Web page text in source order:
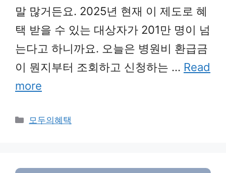
말 많거든요. 2025년 현재 이 제도로 혜
택 받을 수 있는 대상자가 201만 명이 넘
는다고 하니까요. 오늘은 병원비 환급금
이 뭔지부터 조회하고 신청하는 … Read
more
Categories
모두의혜택